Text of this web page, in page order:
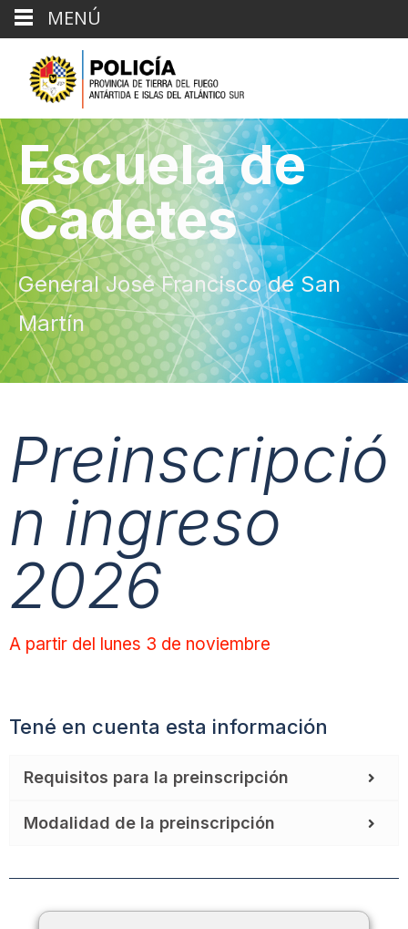
Escuela de
Cadetes
General José Francisco de San
Martín
Preinscripció
n ingreso
2026
A partir del lunes 3 de noviembre
Tené en cuenta esta información
Requisitos para la preinscripción
Modalidad de la preinscripción
MENÚ